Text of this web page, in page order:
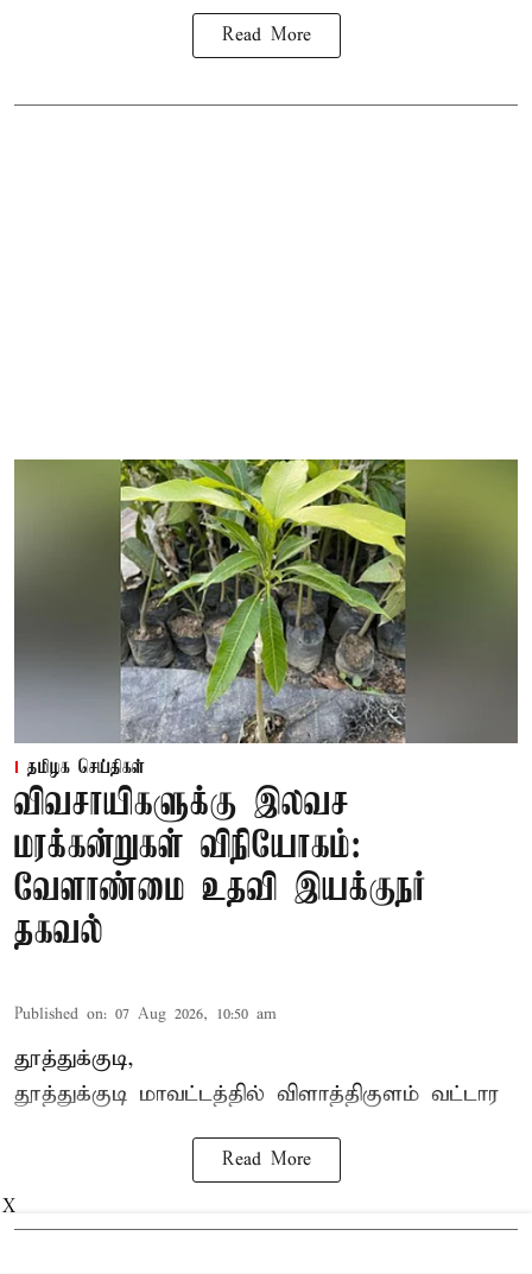
Read More
தமிழக செய்திகள்
விவசாயிகளுக்கு இலவச
மரக்கன்றுகள் விநியோகம்:
வேளாண்மை உதவி இயக்குநர்
தகவல்
Published on: 07 Aug 2026, 10:50 am
தூத்துக்குடி,
தூத்துக்குடி மாவட்டத்தில் விளாத்திகுளம் வட்டார
Read More
X